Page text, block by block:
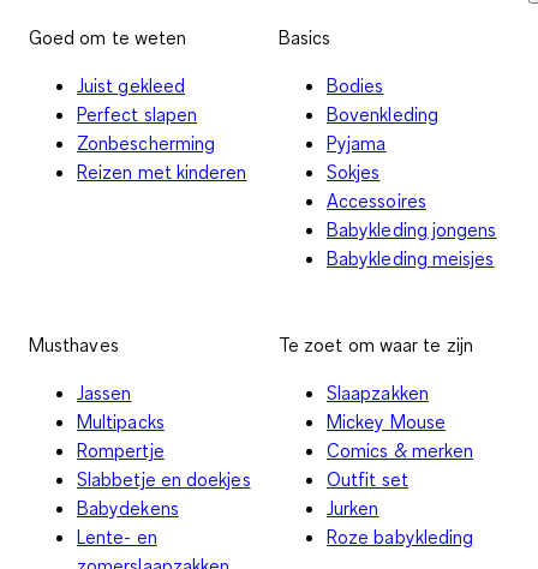
Goed om te weten
Juist gekleed
Perfect slapen
Zonbescherming
Reizen met kinderen
Basics
Bodies
Bovenkleding
Pyjama
Sokjes
Accessoires
Babykleding jongens
Babykleding meisjes
Musthaves
Jassen
Multipacks
Rompertje
Slabbetje en doekjes
Babydekens
Lente- en
Te zoet om waar te zijn
Slaapzakken
Mickey Mouse
Comics & merken
Outfit set
Jurken
Roze babykleding